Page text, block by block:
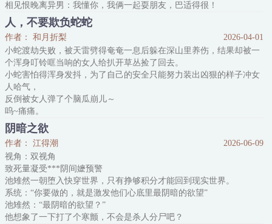
相见恨晚离异男：我懂你，我俩一起耍朋友，巴适得很！
霸气外露小奶狗：编辑哥哥，你成功吸引了我的注意，你是我的谁也
抢不走。
蔡春禾：我这是爆改万人迷了吗？
四季情书系列之SP，四季轮回，欢迎来到江城武汉。
1、追求过程3V1，最后受会选其中一人。前排提示：受离过婚，跟前
人，不要欺负蛇蛇
作者： 和月折梨
2026-04-01
小蛇渡劫失败，被天雷劈得奄奄一息后躲在深山里养伤，结果却被一
个浑身叮铃哐当响的女人给扒开草丛捡了回去。
小蛇害怕得浑身发抖，为了自己的安全只能努力装出凶狠的样子冲女
人哈气，
反倒被女人弹了个脑瓜崩儿～
呜~痛痛。
女人弹完脑瓜崩还要吓唬她：“再敢龇牙，抓你回去泡酒喝。”
呜~怕怕。
小蛇缩着脑袋不敢说话。
但让小蛇没想到的是，被女人带回家后等待她的不是巨大的酒坛子，
而是一块新鲜的肉，和鳞片上凉凉的药膏。
呜~人喂她吃的，人给她擦药，人好。
小蛇摆着尾巴爬过去轻轻蹭了蹭女人的手指表示亲昵，
阴暗之欲
作者： 江得潮
2026-06-09
视角：双视角
致死量凝受***阴间嬷预警
池雉然一朝堕入快穿世界，只有挣够积分才能回到现实世界。
系统：“你要做的，就是激发他们心底里最阴暗的欲望”
池雉然：“最阴暗的欲望？”
他想象了一下打了个寒颤，不会是杀人分尸吧？